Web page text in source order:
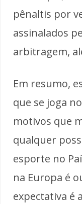
pênaltis por
assinalados
arbitragem,
Em resumo,
que se joga
motivos que
qualquer
esporte no
na Europa é
expectativa é